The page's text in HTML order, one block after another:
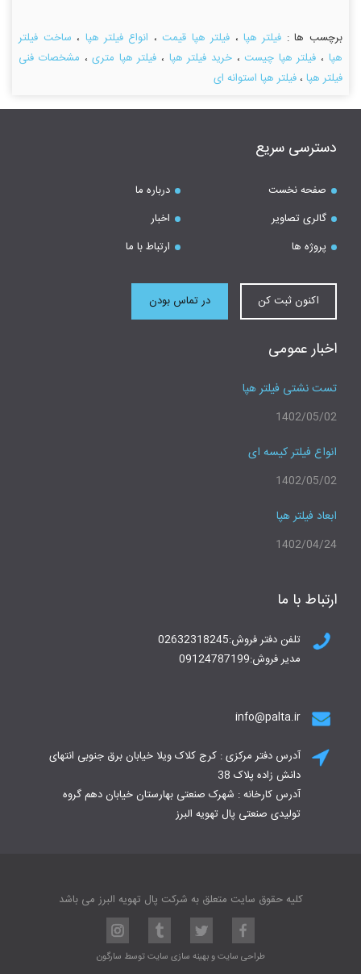
برچسب ها : فیلتر هپا ، فیلتر هپا قیمت ، انواع فیلتر هپا ، ساخت فیلتر
هپا ، فیلتر هپا چیست ،خرید فیلتر هپا ، فیلتر هپا متری، مشخصات فنی
فیلتر هپا ،فیلتر هپا استوانه ای
دسترسی سریع
صفحه نخست
درباره ما
گالری تصاویر
اخبار
پروژه ها
ارتباط با ما
اکنون ثبت کن در تماس بودن
اخبار عمومی
تست نشتی فیلتر هپا
1402/05/02
انواع فیلتر کیسه ای
1402/05/02
ابعاد فیلتر هپا
1402/04/24
ارتباط با ما
تلفن دفتر فروش:02632318245
مدیر فروش:09124787199
info@palta.ir
آدرس دفتر مرکزی : کرج کلاک ویلا خیابان برق جنوبی انتهای
دانش زاده پلاک 38
آدرس کارخانه : شهرک صنعتی بهارستان خیابان دهم گروه
تولیدی صنعتی پال تهویه البرز
کلیه حقوق سایت متعلق به شرکت پال تهویه البرز می باشد
طراحی سایتوبهینه سازی سایتتوسط سارگون